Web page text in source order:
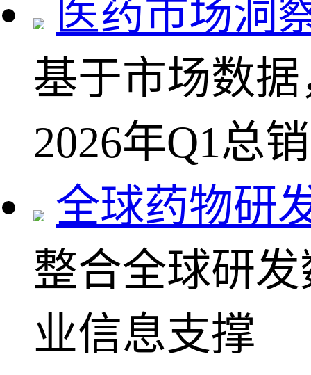
医药市场洞
基于市场数
2026年Q1总
全球药物研
整合全球研
业信息支撑